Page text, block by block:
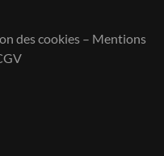
des cookies– Mentions